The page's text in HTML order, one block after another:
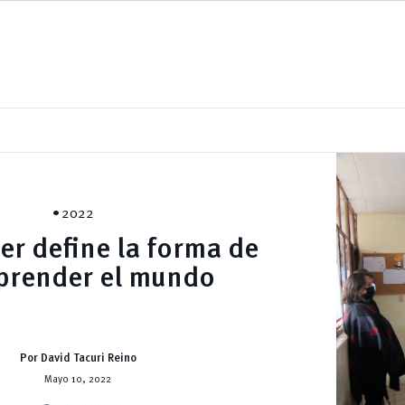
2022
define la forma de
el mundo
Por David Tacuri Reino
Mayo 10, 2022